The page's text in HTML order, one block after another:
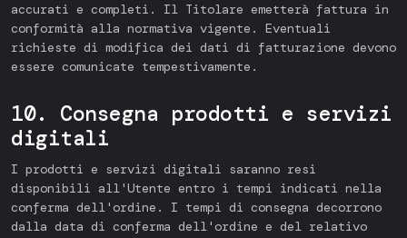
accurati e completi. Il Titolare emetterà fattura in
conformità alla normativa vigente. Eventuali
richieste di modifica dei dati di fatturazione devono
essere comunicate tempestivamente.
10. Consegna prodotti e servizi
digitali
I prodotti e servizi digitali saranno resi
disponibili all'Utente entro i tempi indicati nella
conferma dell'ordine. I tempi di consegna decorrono
dalla data di conferma dell'ordine e del relativo